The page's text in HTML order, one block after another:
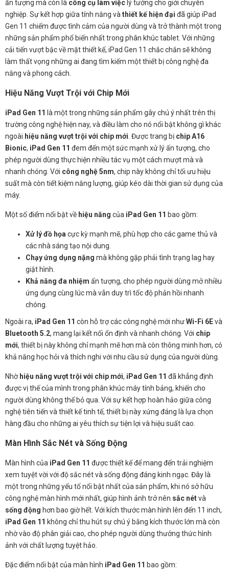
ấn tượng mà còn là công cụ làm việc lý tưởng cho giới chuyên
nghiệp. Sự kết hợp giữa tính năng và thiết kế hiện đại đã giúp iPad
Gen 11 chiếm được tình cảm của người dùng và trở thành một trong
những sản phẩm phổ biến nhất trong phân khúc tablet. Với những
cải tiến vượt bậc về mặt thiết kế, iPad Gen 11 chắc chắn sẽ không
làm thất vọng những ai đang tìm kiếm một thiết bị công nghệ đa
năng và phong cách.
Hiệu Năng Vượt Trội với Chip Mới
iPad Gen 11 là một trong những sản phẩm gây chú ý nhất trên thị
trường công nghệ hiện nay, và điều làm cho nó nổi bật không gì khác
ngoài hiệu năng vượt trội với chip mới . Được trang bị chip A16
Bionic, iPad Gen 11 đem đến một sức mạnh xử lý ấn tượng, cho
phép người dùng thực hiện nhiều tác vụ một cách mượt mà và
nhanh chóng. Với công nghệ 5nm, chip này không chỉ tối ưu hiệu
suất mà còn tiết kiệm năng lượng, giúp kéo dài thời gian sử dụng của
máy.
Một số điểm nổi bật về hiệu năng của iPad Gen 11 bao gồm:
Xử lý đồ họa cực kỳ mạnh mẽ, phù hợp cho các game thủ và
các nhà sáng tạo nội dung.
Chạy ứng dụng nặng mà không gặp phải tình trạng lag hay
giật hình.
Khả năng đa nhiệm ấn tượng, cho phép người dùng mở nhiều
ứng dụng cùng lúc mà vẫn duy trì tốc độ phản hồi nhanh
chóng.
Ngoài ra, iPad Gen 11 còn hỗ trợ các công nghệ mới nhưWi-Fi 6Evà
Bluetooth 5.2, mang lại kết nối ổn định và nhanh chóng. Với chip
mới, thiết bị này không chỉ mạnh mẽ hơn mà còn thông minh hơn, có
khả năng học hỏi và thích nghi với nhu cầu sử dụng của người dùng.
Nhờ hiệu năng vượt trội với chip mới, iPad Gen 11 đã khẳng định
được vị thế của mình trong phân khúc máy tính bảng, khiến cho
người dùng không thể bỏ qua. Với sự kết hợp hoàn hảo giữa công
nghệ tiên tiến và thiết kế tinh tế, thiết bị này xứng đáng là lựa chọn
hàng đầu cho những ai yêu thích sự tiện lợi và hiệu suất cao.
Màn Hình Sắc Nét và Sống Động
Màn hình của iPad Gen 11 được thiết kế để mang đến trải nghiệm
xem tuyệt vời với độ sắc nét và sống động đáng kinh ngạc. Đây là
một trong những yếu tố nổi bật nhất của sản phẩm, khi nó sở hữu
công nghệ màn hình mới nhất, giúp hình ảnh trở nên sắc nétvà
sống động hơn bao giờ hết. Với kích thước màn hình lên đến 11 inch,
iPad Gen 11 không chỉ thu hút sự chú ý bằng kích thước lớn mà còn
nhờ vào độ phân giải cao, cho phép người dùng thưởng thức hình
ảnh với chất lượng tuyệt hảo.
Đặc điểm nổi bật của màn hình iPad Gen 11 bao gồm: